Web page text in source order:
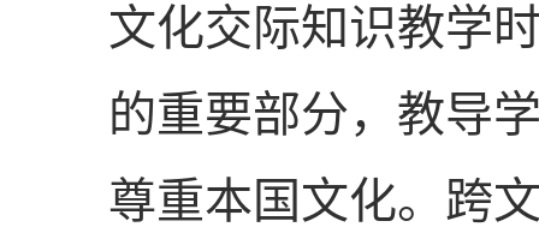
文化交际知识教学
的重要部分，教导
尊重本国文化。跨